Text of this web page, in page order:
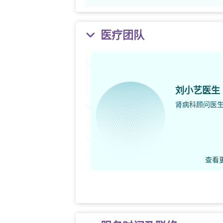
医疗团队
刘小艺医生
肾病科顾问医
查看